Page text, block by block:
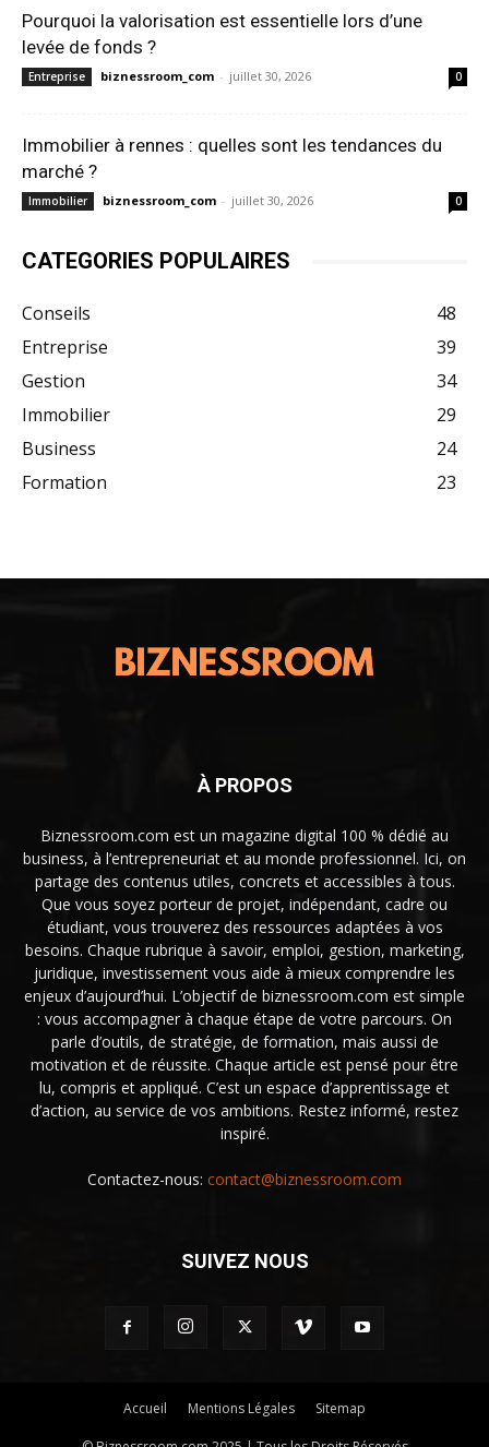
Pourquoi la valorisation est essentielle lors d’une
levée de fonds ?
Entreprise biznessroom_com - juillet 30, 2026 0
Immobilier à rennes : quelles sont les tendances du
marché ?
Immobilier biznessroom_com - juillet 30, 2026 0
CATEGORIES POPULAIRES
Conseils
48
Entreprise
39
Gestion
34
Immobilier
29
Business
24
Formation
23
À PROPOS
Biznessroom.com est un magazine digital 100 % dédié au
business, à l’entrepreneuriat et au monde professionnel. Ici, on
partage des contenus utiles, concrets et accessibles à tous.
Que vous soyez porteur de projet, indépendant, cadre ou
étudiant, vous trouverez des ressources adaptées à vos
besoins. Chaque rubrique à savoir, emploi, gestion, marketing,
juridique, investissement vous aide à mieux comprendre les
enjeux d’aujourd’hui. L’objectif de biznessroom.com est simple
: vous accompagner à chaque étape de votre parcours. On
parle d’outils, de stratégie, de formation, mais aussi de
motivation et de réussite. Chaque article est pensé pour être
lu, compris et appliqué. C’est un espace d’apprentissage et
d’action, au service de vos ambitions. Restez informé, restez
inspiré.
Contactez-nous: contact@biznessroom.com
SUIVEZ NOUS
Accueil Mentions Légales Sitemap